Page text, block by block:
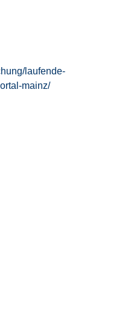
laufende-
mainz/